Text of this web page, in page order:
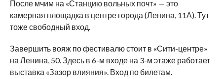
После мчим на «Станцию вольных почт» — это
камерная площадка в центре города (Ленина, 11А). Тут
тоже свободный вход.
Завершить вояж по фестивалю стоит в «Сити-центре»
на Ленина, 50. Здесь в 6-м входе на 3-м этаже работает
выставка «Зазор влияния». Вход по билетам.